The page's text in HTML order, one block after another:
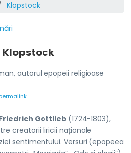
Klopstock
Klopstock
autorul epopeii religioase
Friedrich Gottlieb (1724-1803),
creatorii liricii naționale
sentimentului. Versuri (epopeea